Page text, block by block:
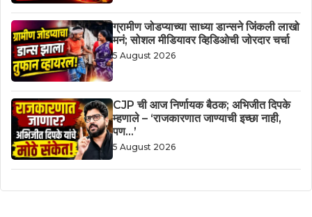
ग्रामीण जोडप्याच्या साध्या डान्सने जिंकली लाखो
मनं; सोशल मीडियावर व्हिडिओची जोरदार चर्चा
5 August 2026
CJP ची आज निर्णायक बैठक; अभिजीत दिपके
म्हणाले – ‘राजकारणात जाण्याची इच्छा नाही,
पण…’
5 August 2026